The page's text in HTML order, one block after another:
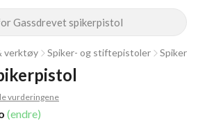
Gassdrevet spikerpistol
verktøy Spiker- og stiftepistoler
vurderingene
(endre)